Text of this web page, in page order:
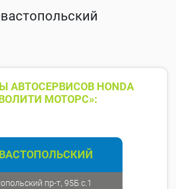
АВТОСЕРВИСОВ HONDA
МОТОРС»:
пр-т, 95Б с.1